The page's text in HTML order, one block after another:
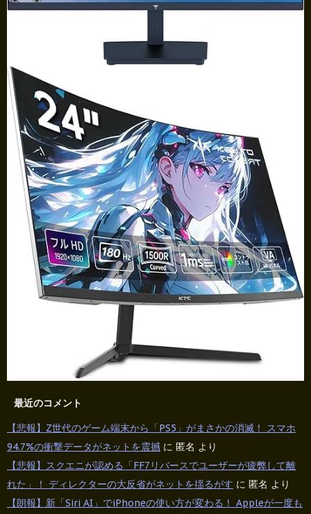
最近のコメント
【悲報】Z世代のゲーム端末から「PS5」がまさかの消滅！ スマホ
94.7%の衝撃データがネットを震撼 に 匿名 より
【悲報】スクエニが認める「FF7リバースでユーザーが疲弊して離
れた」！ ディレクターの大反省がネットを揺るがす に 匿名 より
【朗報】新「Siri AI」でiPhoneの使い方が変わる！ Appleが一度も